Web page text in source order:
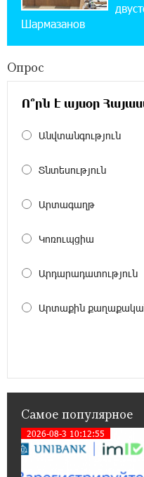
17:52:29 25-07-
Бывший
обратился к
осужденных в Азербайджане
12:17:04 23-07-
Против
Аршак
12:04:45 23-07-
Вайка
Новые
Кругом
Центр
Егварде
— ул. Ереванян, 3/47
Шармазанов
Опрос
Ո՞րն է այսօր
Անվտանգություն
Տնտեսություն
Արտագաղթ
Կոռուպցիա
Արդարադատություն
Արտաքին
Самое популярное
2026-08-3 10:12:55